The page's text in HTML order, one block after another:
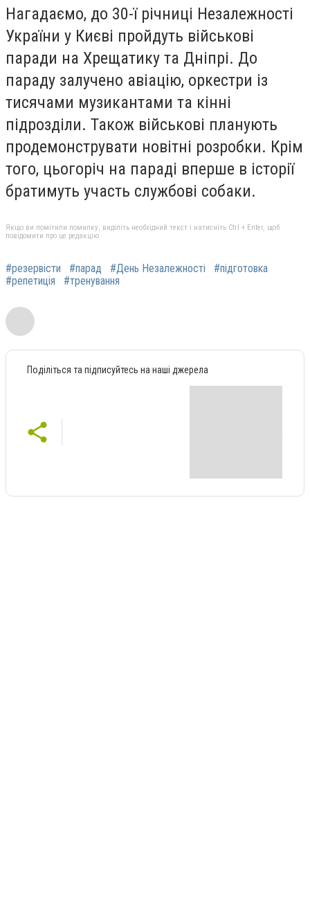
Нагадаємо, до 30-ї річниці Незалежності
України у Києві пройдуть військові
паради на Хрещатику та Дніпрі. До
параду залучено авіацію, оркестри із
тисячами музикантами та кінні
підрозділи. Також військові планують
продемонструвати новітні розробки. Крім
того, цьогоріч на параді вперше в історії
братимуть участь службові собаки.
Якщо ви помітили помилку, виділіть необхідний текст і натисніть Ctrl + Enter, щоб
повідомити про це редакцію
#резервісти #парад #День Незалежності
#підготовка
#репетиція
#тренування
Поділіться та підписуйтесь на наші джерела